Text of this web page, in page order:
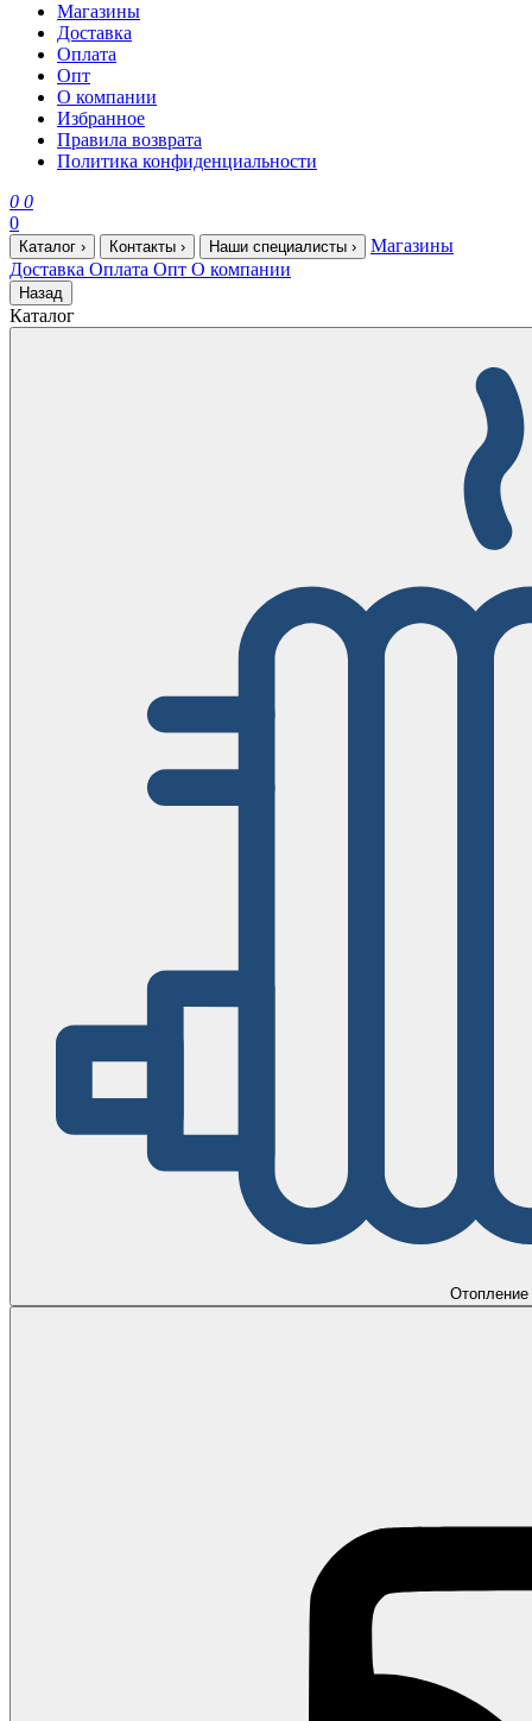
Магазины
Доставка
Оплата
Опт
О компании
Избранное
Правила возврата
Политика конфиденциальности
0 0
0
Каталог › Контакты › Наши специалисты ›
Магазины
Доставка Оплата Опт О компании
Назад
Каталог
Отопление